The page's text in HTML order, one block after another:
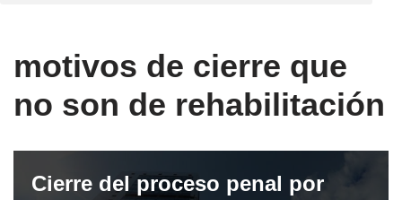
motivos de cierre que
no son de rehabilitación
Cierre del proceso penal por